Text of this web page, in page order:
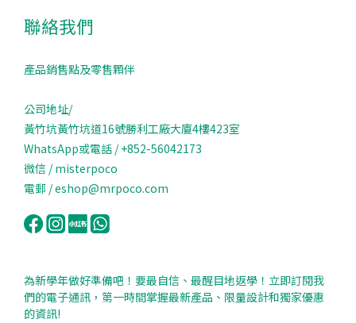
聯絡我們
產品銷售點及零售顆伴
公司地址/
黃竹坑黃竹坑道16號勝利工廠大廈4樓423室
WhatsApp或電話 / +852-56042173
微信 / misterpoco
電郵 / eshop@mrpoco.com
為新學年做好準備吧！要最自信、最醒目地返學！立即訂閱我
們的電子通訊，第一時間掌握最新產品、限量設計和獨家優惠
的資訊!